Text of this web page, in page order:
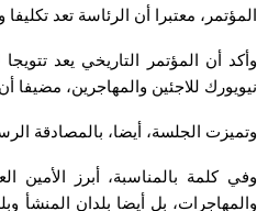
المؤتمر، معتبرا أن الرئاسة تعد
نيويورك للاجئين والمهاجرين،
وتميزت الجلسة، أيضا، بالمصادقة
وفي كلمة بالمناسبة، أبرز الأمين
والمهاجرات، بل أيضا بلدان المنشأ